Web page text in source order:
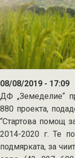
2020
08/08/2019 - 17:09
ДФ „Земеделие“
880 проекта,
“Стартова помощ
2014-2020 г. Те
подмярката, за